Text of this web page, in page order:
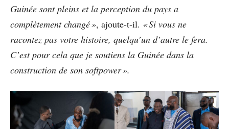
Guinée sont pleins et la perception du pays a
complètement changé », ajoute-t-il. « Si vous ne
racontez pas votre histoire, quelqu’un d’autre le fera.
C’est pour cela que je soutiens la Guinée dans la
construction de son softpower ».